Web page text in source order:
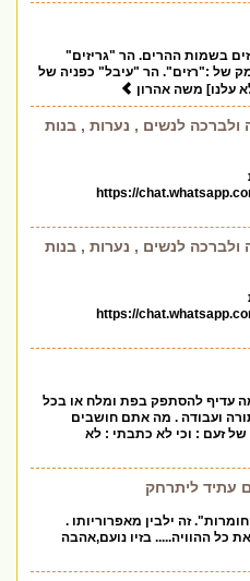
בשמות ההרים. הר "גריזים"
של :"רזים". הר "עיבל" כפניה של
עלנו] משה אהרון
ולברכה לנשים , נערות , בנות
https://
ולברכה לנשים , נערות , בנות
https://
עדיף להסתפק בפת ומלח או בכל
ועבודה . מה אתם חושבים
של זעם : וכי לא כתבתי : לא
עתיד ליתרחק
זה ילבין מאפרוריותו .
כל ההוויה..... בזיו נועם,אהבה